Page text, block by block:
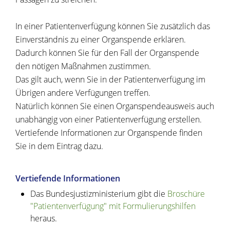
In einer Patientenverfügung können Sie zusätzlich das
Einverständnis zu einer Organspende erklären.
Dadurch können Sie für den Fall der Organspende
den nötigen Maßnahmen zustimmen.
Das gilt auch, wenn Sie in der Patientenverfügung im
Übrigen andere Verfügungen treffen.
Natürlich können Sie einen Organspendeausweis auch
unabhängig von einer Patientenverfügung erstellen.
Vertiefende Informationen zur Organspende finden
Sie in dem Eintrag dazu.
Vertiefende Informationen
Das Bundesjustizministerium gibt die Broschüre
"Patientenverfügung" mit Formulierungshilfen
heraus.